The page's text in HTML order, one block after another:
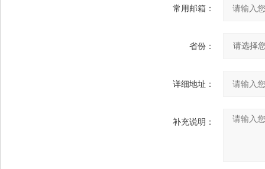
常用邮箱：
省份：
详细地址：
补充说明：